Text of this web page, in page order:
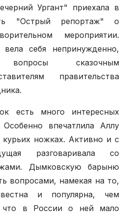
Ургант" приехала в
"Острый репортаж" о
мероприятии.
себя непринужденно,
вопросы сказочным
правительства
есть много интересных
Особенно впечатлила Аллу
ножках. Активно и с
разговаривала со
Дымковскую барыню
вопросами, намекая на то,
и популярна, чем
что в России о ней мало